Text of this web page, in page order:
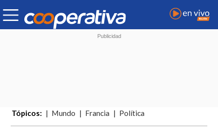
Tópicos: Mundo Francia Política